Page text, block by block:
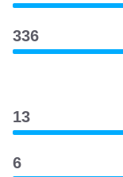
336
13
6